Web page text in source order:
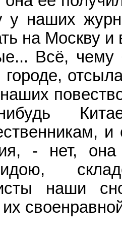
у наших
на Москву
Всё, чему
городе,
нибудь
- нет,
наши
их